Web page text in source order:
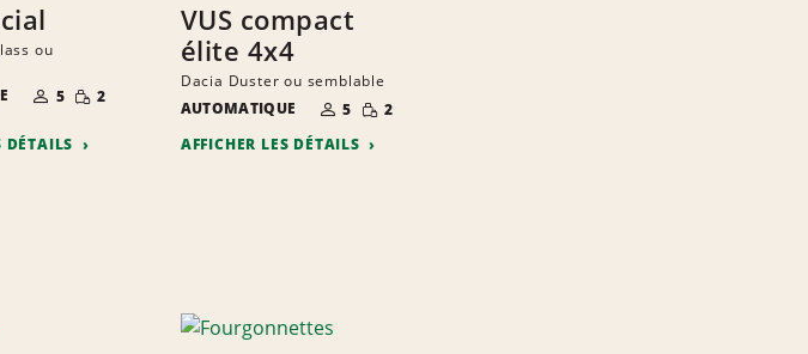
ou
NOMBRE DE
PERSONNES
5 QUANTITÉ
RÉDUITE
2
DÉTAILS
VUS compact
élite 4x4
Dacia Duster ou semblable
AUTOMATIQUE
NOMBRE DE
PERSONNES
5 QUANTITÉ
RÉDUITE
2
AFFICHER LES DÉTAILS